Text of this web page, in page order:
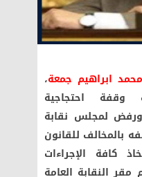
محمد ابراهيم جمعة،
وقفة احتجاجية
ورفض لمجلس نقابة
بالمخالف للقانون
كافة الإجراءات
مقر النقابة العامة